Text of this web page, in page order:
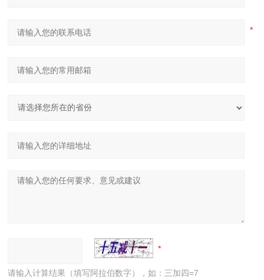
请输入计算结果（填写阿拉伯数字），如：三加四=7